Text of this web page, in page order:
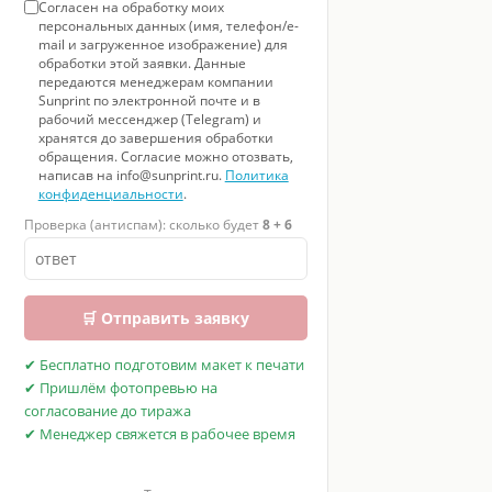
Согласен на обработку моих
персональных данных (имя, телефон/e-
mail и загруженное изображение) для
обработки этой заявки. Данные
передаются менеджерам компании
Sunprint по электронной почте и в
рабочий мессенджер (Telegram) и
хранятся до завершения обработки
обращения. Согласие можно отозвать,
написав на info@sunprint.ru. Политика
конфиденциальности.
Проверка (антиспам): сколько будет8 + 6
🛒 Отправить заявку
✔ Бесплатно подготовим макет к печати
✔ Пришлём фотопревью на
согласование до тиража
✔ Менеджер свяжется в рабочее время